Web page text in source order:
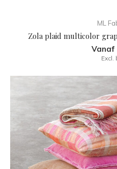
ML
Zola plaid multicolor
Vanaf
Excl.